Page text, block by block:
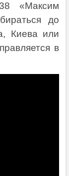
«Максим
до
Киева или
в